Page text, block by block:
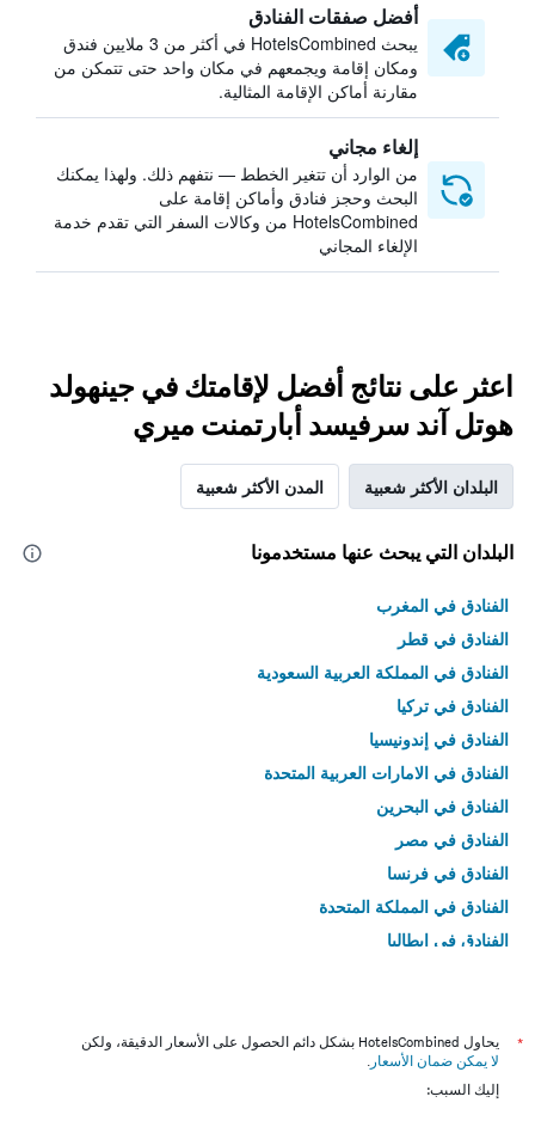
أفضل صفقات الفنادق
يبحث HotelsCombined في أكثر من 3 ملايين فندق
ومكان إقامة ويجمعهم في مكان واحد حتى تتمكن من
مقارنة أماكن الإقامة المثالية.
إلغاء مجاني
من الوارد أن تتغير الخطط — نتفهم ذلك. ولهذا يمكنك
البحث وحجز فنادق وأماكن إقامة على
HotelsCombined من وكالات السفر التي تقدم خدمة
الإلغاء المجاني
اعثر على نتائج أفضل لإقامتك في جينهولد
هوتل آند سرفيسد أبارتمنت ميري
البلدان الأكثر شعبية المدن الأكثر شعبية
البلدان التي يبحث عنها مستخدمونا
الفنادق في المغرب
الفنادق في قطر
الفنادق في المملكة العربية السعودية
الفنادق في تركيا
الفنادق في إندونيسيا
الفنادق في الامارات العربية المتحدة
الفنادق في البحرين
الفنادق في مصر
الفنادق في فرنسا
الفنادق في المملكة المتحدة
الفنادق في إيطاليا
*
يحاول HotelsCombined بشكل دائم الحصول على الأسعار الدقيقة، ولكن
لا يمكن ضمان الأسعار .
إليك السبب: